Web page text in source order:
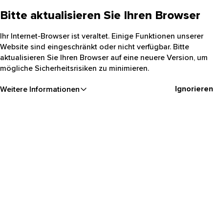
Bitte aktualisieren Sie Ihren Browser
Ihr Internet-Browser ist veraltet. Einige Funktionen unserer
Website sind eingeschränkt oder nicht verfügbar. Bitte
aktualisieren Sie Ihren Browser auf eine neuere Version, um
mögliche Sicherheitsrisiken zu minimieren.
Weitere Informationen Ignorieren